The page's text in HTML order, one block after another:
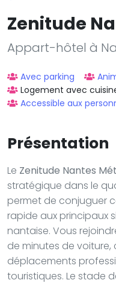
Zenitude
Appart-hôtel à
Avec parking
Logement avec
Accessible aux
Présentation
Le Zenitude Nantes
stratégique dans le
permet de conjuguer
rapide aux principaux
nantaise. Vous
de minutes de voiture,
déplacements
touristiques. Le stade